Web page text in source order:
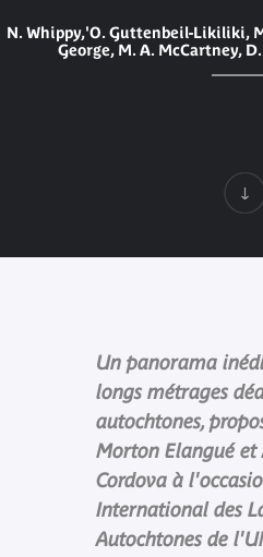
N. Whippy,'O. Guttenbeil-Likiliki,
George, M. A. McCartney,
Un panorama
longs métrages
autochtones,
Morton Elangué
Cordova à
International des
Autochtones de